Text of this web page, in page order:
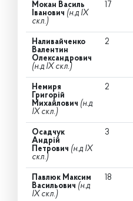
Мокан Василь
Іванович (н.д IX
скл.)
17
Наливайченко
Валентин
Олександрович
(н.д IX скл.)
2
Немиря
Григорій
Михайлович (н.д
IX скл.)
2
Осадчук
Андрій
Петрович (н.д IX
скл.)
3
Павлюк Максим
Васильович (н.д
IX скл.)
18